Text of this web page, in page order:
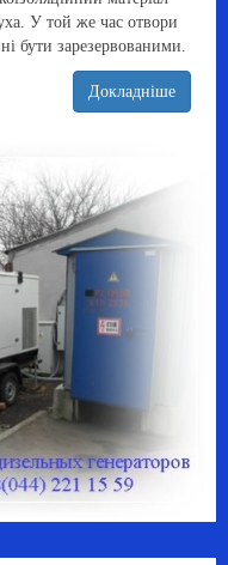
У той же час отвори
бути зарезервованими.
Докладніше